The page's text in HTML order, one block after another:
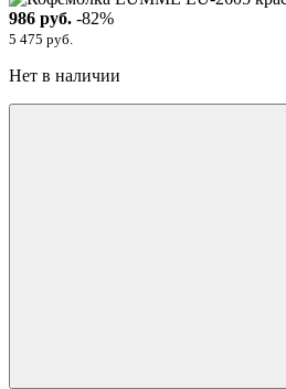
986 руб. -82%
5 475 руб.
Нет в наличии